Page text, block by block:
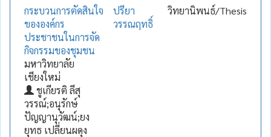
กระบวนการตัดสินใจ
ขององค์กร
ประชาชนในการจัด
กิจกรรมของชุมชน
มหาวิทยาลัย
เชียงใหม่
ชูเกียรติ ลีสุ
วรรณ์;อนุรักษ์
ปัญญานุวัฒน์;ยง
ยุทธ เปลี่ยนผดุง
ปรียา
วรรณฤทธิ์
วิทยานิพนธ์/Thesis